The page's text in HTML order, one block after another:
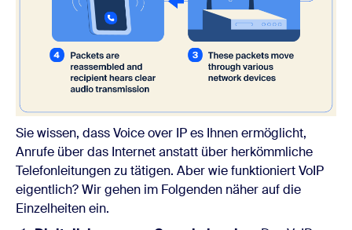
Sie wissen, dass Voice over IP es Ihnen ermöglicht,
Anrufe über das Internet anstatt über herkömmliche
Telefonleitungen zu tätigen. Aber wie funktioniert VoIP
eigentlich? Wir gehen im Folgenden näher auf die
Einzelheiten ein.